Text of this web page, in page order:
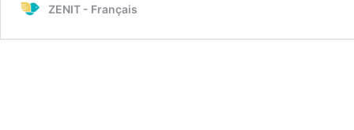
ZENIT - Français